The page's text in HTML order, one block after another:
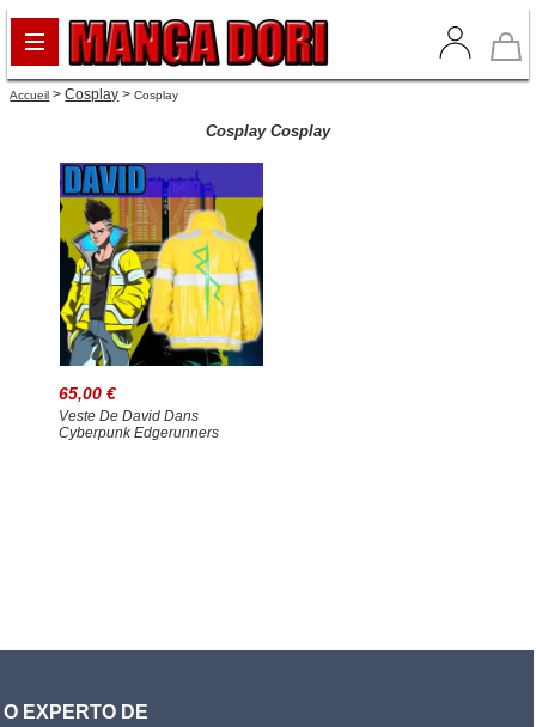
Accueil >Cosplay >Cosplay
Cosplay Cosplay
65,00 €
Veste De David Dans
Cyberpunk Edgerunners
O EXPERTO DE